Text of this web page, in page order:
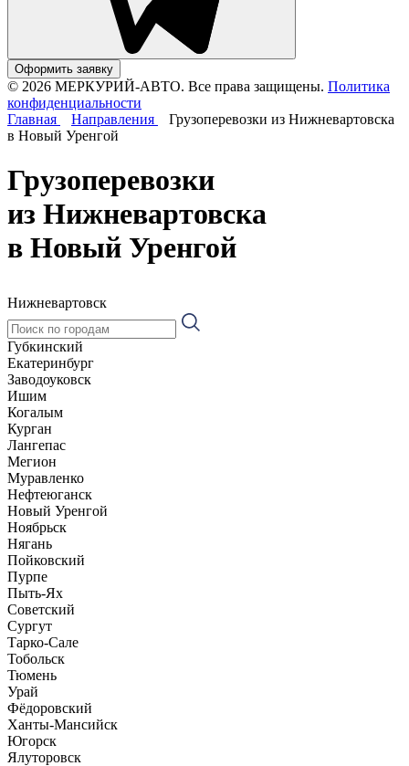
Оформить заявку
© 2026 МЕРКУРИЙ-АВТО. Все права защищены. Политика
конфиденциальности
Главная
Направления
Грузоперевозки из Нижневартовска
в Новый Уренгой
Грузоперевозки
из Нижневартовска
в Новый Уренгой
Нижневартовск
Губкинский
Екатеринбург
Заводоуковск
Ишим
Когалым
Курган
Лангепас
Мегион
Муравленко
Нефтеюганск
Новый Уренгой
Ноябрьск
Нягань
Пойковский
Пурпе
Пыть-Ях
Советский
Сургут
Тарко-Сале
Тобольск
Тюмень
Урай
Фёдоровский
Ханты-Мансийск
Югорск
Ялуторовск